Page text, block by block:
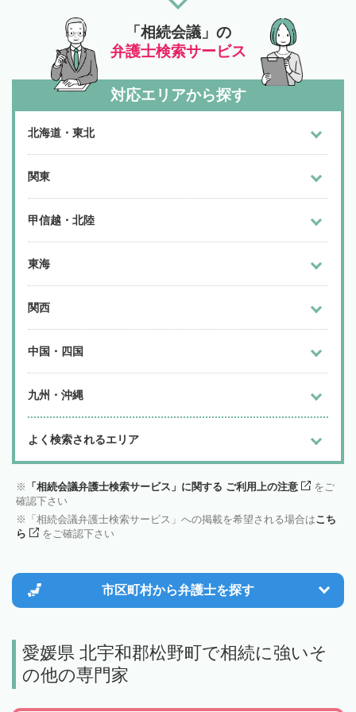
「相続会議」の
弁護士検索サービス
対応エリアから探す
北海道・東北
関東
甲信越・北陸
東海
関西
中国・四国
九州・沖縄
よく検索されるエリア
「相続会議弁護士検索サービス」に関する ご利用上の注意
をご
確認下さい
「相続会議弁護士検索サービス」への掲載を希望される場合はこち
ら
をご確認下さい
市区町村から弁護士を探す
愛媛県 北宇和郡松野町で相続に強いそ
の他の専門家